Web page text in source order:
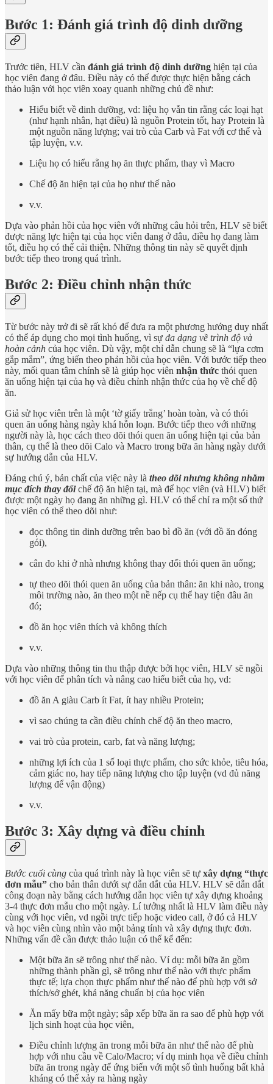
Bước 1: Đánh giá trình độ dinh dưỡng
Trước tiên, HLV cần đánh giá trình độ dinh dưỡng hiện tại của
học viên đang ở đâu. Điều này có thể được thực hiện bằng cách
thảo luận với học viên xoay quanh những chủ đề như:
Hiểu biết về dinh dưỡng, vd: liệu họ vẫn tin rằng các loại hạt
(như hạnh nhân, hạt điều) là nguồn Protein tốt, hay Protein là
một nguồn năng lượng; vai trò của Carb và Fat với cơ thể và
tập luyện, v.v.
Liệu họ có hiểu rằng họ ăn thực phẩm, thay vì Macro
Chế độ ăn hiện tại của họ như thế nào
v.v.
Dựa vào phản hồi của học viên với những câu hỏi trên, HLV sẽ biết
được năng lực hiện tại của học viên đang ở đâu, điều họ đang làm
tốt, điều họ có thể cải thiện. Những thông tin này sẽ quyết định
bước tiếp theo trong quá trình.
Bước 2: Điều chỉnh nhận thức
Từ bước này trở đi sẽ rất khó để đưa ra một phương hướng duy nhất
có thể áp dụng cho mọi tình huống, vì sự đa dạng về trình độ và
hoàn cảnh của học viên. Dù vậy, một chỉ dẫn chung sẽ là “lựa cơm
gắp mắm”, ứng biến theo phản hồi của học viên. Với bước tiếp theo
này, mối quan tâm chính sẽ là giúp học viên nhận thức thói quen
ăn uống hiện tại của họ và điều chỉnh nhận thức của họ về chế độ
ăn.
Giả sử học viên trên là một ‘tờ giấy trắng’ hoàn toàn, và có thói
quen ăn uống hàng ngày khá hỗn loạn. Bước tiếp theo với những
người này là, học cách theo dõi thói quen ăn uống hiện tại của bản
thân, cụ thể là theo dõi Calo và Macro trong bữa ăn hàng ngày dưới
sự hướng dẫn của HLV.
Đáng chú ý, bản chất của việc này là theo dõi nhưng không nhằm
mục đích thay đổi chế độ ăn hiện tại, mà để học viên (và HLV) biết
được một ngày họ đang ăn những gì. HLV có thể chỉ ra một số thứ
học viên có thể theo dõi như:
đọc thông tin dinh dưỡng trên bao bì đồ ăn (với đồ ăn đóng
gói),
cân đo khi ở nhà nhưng không thay đổi thói quen ăn uống;
tự theo dõi thói quen ăn uống của bản thân: ăn khi nào, trong
môi trường nào, ăn theo một nề nếp cụ thể hay tiện đâu ăn
đó;
đồ ăn học viên thích và không thích
v.v.
Dựa vào những thông tin thu thập được bởi học viên, HLV sẽ ngồi
với học viên để phân tích và nâng cao hiểu biết của họ, vd:
đồ ăn A giàu Carb ít Fat, ít hay nhiều Protein;
vì sao chúng ta cần điều chỉnh chế độ ăn theo macro,
vai trò của protein, carb, fat và năng lượng;
những lợi ích của 1 số loại thực phẩm, cho sức khỏe, tiêu hóa,
cảm giác no, hay tiếp năng lượng cho tập luyện (vd đủ năng
lượng để vận động)
v.v.
Bước 3: Xây dựng và điều chỉnh
Bước cuối cùng của quá trình này là học viên sẽ tự xây dựng “thực
đơn mẫu” cho bản thân dưới sự dẫn dắt của HLV. HLV sẽ dẫn dắt
công đoạn này bằng cách hướng dẫn học viên tự xây dựng khoảng
3-4 thực đơn mẫu cho một ngày. Lí tưởng nhất là HLV làm điều này
cùng với học viên, vd ngồi trực tiếp hoặc video call, ở đó cả HLV
và học viên cùng nhìn vào một bảng tính và xây dựng thực đơn.
Những vấn đề cần được thảo luận có thể kể đến:
Một bữa ăn sẽ trông như thế nào. Ví dụ: mỗi bữa ăn gồm
những thành phần gì, sẽ trông như thế nào với thực phẩm
thực tế; lựa chọn thực phẩm như thế nào để phù hợp với sở
thích/sở ghét, khả năng chuẩn bị của học viên
Ăn mấy bữa một ngày; sắp xếp bữa ăn ra sao để phù hợp với
lịch sinh hoạt của học viên,
Điều chỉnh lượng ăn trong mỗi bữa ăn như thế nào để phù
hợp với nhu cầu về Calo/Macro; ví dụ minh họa về điều chỉnh
bữa ăn trong ngày để ứng biến với một số tình huống bất khả
kháng có thể xảy ra hàng ngày